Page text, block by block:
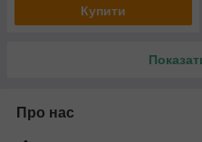
Купити
Про нас